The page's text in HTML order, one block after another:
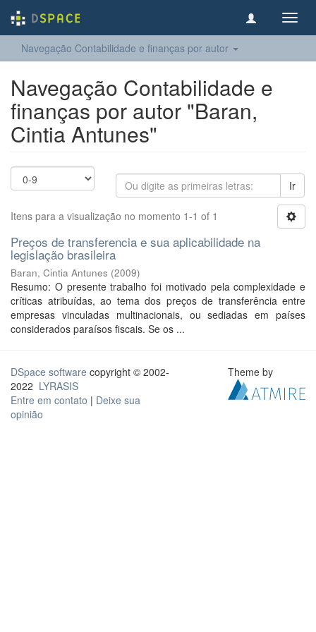
Navegação Contabilidade e finanças por autor
Navegação Contabilidade e
finanças por autor "Baran,
Cintia Antunes"
Ir
Itens para a visualização no momento 1-1 of 1
Preços de transferencia e sua aplicabilidade na
legislação brasileira
Baran, Cintia Antunes (2009)
Resumo: O presente trabalho foi motivado pela complexidade e
críticas atribuídas, ao tema dos preços de transferência entre
empresas vinculadas multinacionais, ou sediadas em países
considerados paraísos fiscais. Se os ...
DSpace software copyright © 2002-
2022 LYRASIS
Entre em contato | Deixe sua
opinião
Theme by